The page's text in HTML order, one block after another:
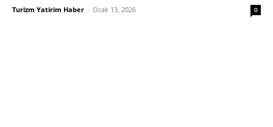
Turizm Yatirim Haber - Ocak 13, 2026 0